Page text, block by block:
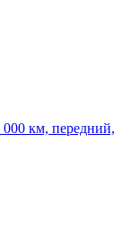
000 км, передний,